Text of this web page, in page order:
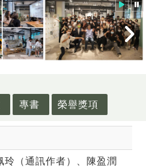
專書 榮譽獎項
玲（通訊作者）、陳盈潤